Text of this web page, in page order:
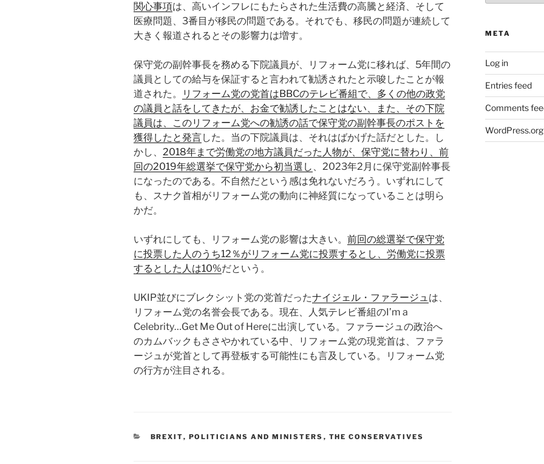
関心事項は、高いインフレにもたらされた生活費の高騰と経済、そして
医療問題、3番目が移民の問題である。それでも、移民の問題が連続して
大きく報道されるとその影響力は増す。
保守党の副幹事長を務める下院議員が、リフォーム党に移れば、5年間の
議員としての給与を保証すると言われて勧誘されたと示唆したことが報
道された。
リフォーム党の党首はBBCのテレビ番組で、多くの他の政党
の議員と話をしてきたが、お金で勧誘したことはない、また、その下院
議員は、このリフォーム党への勧誘の話で保守党の副幹事長のポストを
獲得したと発言した。当の下院議員は、それはばかげた話だとした。し
かし、 2018年まで労働党の地方議員だった人物が、保守党に替わり、前
回の2019年総選挙で保守党から初当選し 、2023年2月に保守党副幹事長
になったのである。不自然だという感は免れないだろう。いずれにして
も、スナク首相がリフォーム党の動向に神経質になっていることは明ら
かだ。
いずれにしても、リフォーム党の影響は大きい。 前回の総選挙で保守党
に投票した人のうち12％がリフォーム党に投票するとし、労働党に投票
するとした人は10%だという。
UKIP並びにブレクシット党の党首だったナイジェル・ファラージュは、
リフォーム党の名誉会長である。現在、人気テレビ番組のI’m a
Celebrity…Get Me Out of Hereに出演している。ファラージュの政治へ
のカムバックもささやかれている中、リフォーム党の現党首は、ファラ
ージュが党首として再登板する可能性にも言及している。リフォーム党
の行方が注目される。
CATEGORIES
BREXIT, POLITICIANS AND MINISTERS , THE CONSERVATIVES
META
Log in
Entries feed
Comments
WordPress.org